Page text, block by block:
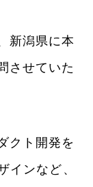
新潟県に本
させていた
クト開発を
インなど、